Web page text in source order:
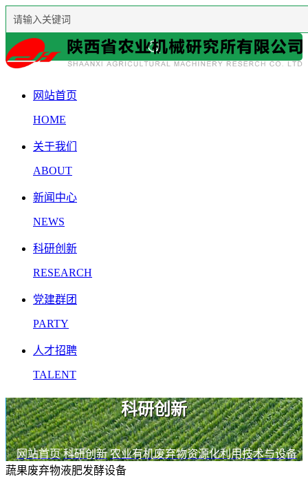
网站首页
HOME
关于我们
ABOUT
新闻中心
NEWS
科研创新
RESEARCH
党建群团
PARTY
人才招聘
TALENT
科研创新
网站首页 科研创新 农业有机废弃物资源化利用技术与设备
蔬果废弃物液肥发酵设备